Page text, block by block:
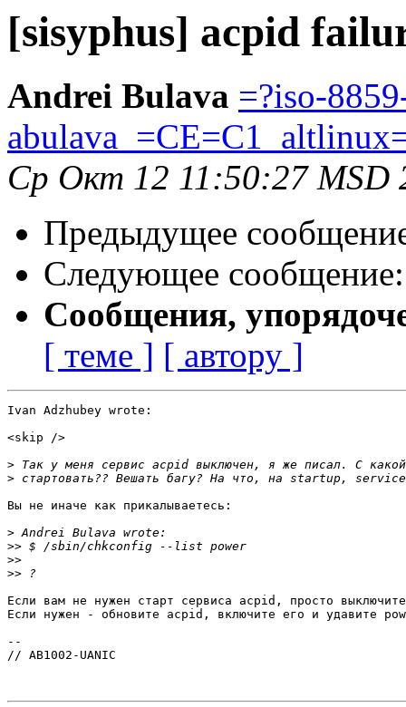
[sisyphus] acpid
Andrei Bulava =?iso-
Ср Окт 12 11:50:27 MSD
Предыдущее
Следующее
Сообщения,
[ теме ] [ автору ]
Ivan Adzhubey wrote:
<skip />
>
>
Вы не иначе как прикалываетесь:
>
>>
>>
>>
Если вам не нужен старт сервиса acpid, просто
Если нужен - обновите acpid, включите его и удавите
--
// AB1002-UANIC